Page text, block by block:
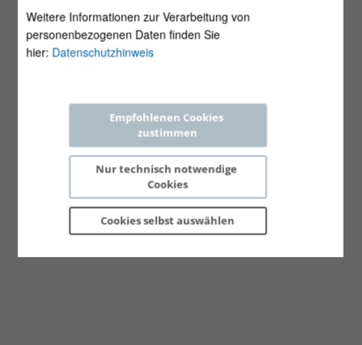
Weitere Informationen zur Verarbeitung von
personenbezogenen Daten finden Sie
hier: Datenschutzhinweis
Empfohlenen Cookies
zustimmen
Nur technisch notwendige
Cookies
Cookies selbst auswählen